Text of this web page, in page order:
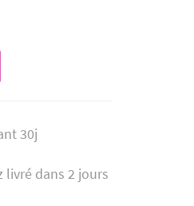
30j
livré dans 2 jours